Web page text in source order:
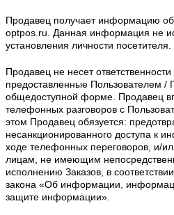
Продавец получает информацию
optpos.ru. Данная информация не
установления личности посетителя.
Продавец не несет ответственности
предоставленные Пользователем /
общедоступной форме. Продавец
телефонных разговоров с
этом Продавец обязуется:
несанкционированного доступа к
ходе телефонных переговоров, и/
лицам, не имеющим
исполнению Заказов, в
закона «Об информации,
защите информации».